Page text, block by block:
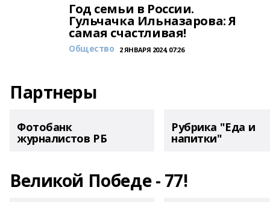
Год семьи в России.
Гульчачка Ильназарова: Я
самая счастливая!
Общество 2 ЯНВАРЯ 2024, 07:26
Партнеры
Фотобанк
журналистов РБ
Рубрика "Еда и
напитки"
Великой Победе - 77!